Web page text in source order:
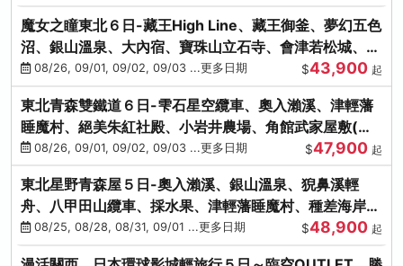
魔女之瞳東北６日-藏王High Line、藏王御釜、夢幻五色
沼、銀山溫泉、大內宿、寶珠山立石寺、會津若松城、燒
肉吃到飽
08/26, 09/01, 09/02, 09/03 ...更多日期 $43,900 起
東北青森雙鐵道６日-雫石星空纜車、奧入瀨溪、津輕藩
睡魔村、絕美朱紅社殿、小岩井農場、角館武家屋敷(不
進免稅店)
08/26, 09/01, 09/02, 09/03 ...更多日期 $47,900 起
東北星野青森屋５日-奧入瀨溪、銀山溫泉、猊鼻溪輕
舟、八甲田山纜車、採水果、津輕藩睡魔村、種差海岸、
法式料理(不進免稅店)
08/25, 08/28, 08/31, 09/01 ...更多日期 $48,900 起